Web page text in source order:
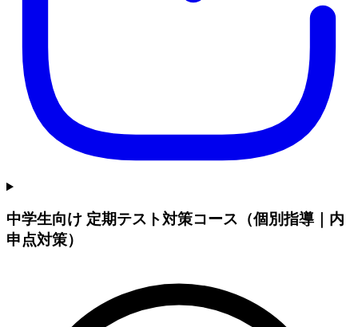
中学生向け 定期テスト対策コース（個別指導｜内
申点対策）